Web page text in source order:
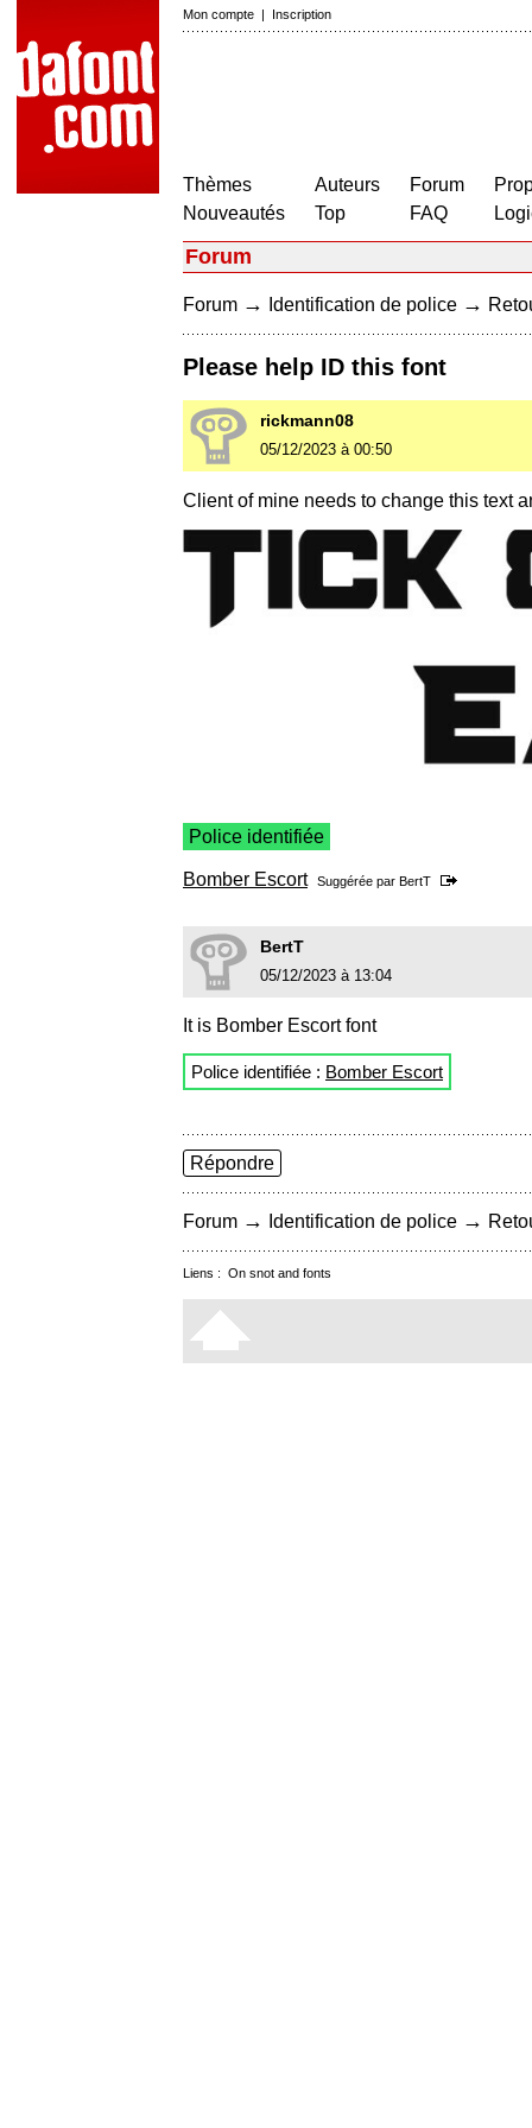
Mon compte | Inscription
Thèmes
Nouveautés
Auteurs
Top
Forum
FAQ
Forum
Forum → Identification de police →
Please help ID this font
rickmann08
05/12/2023 à 00:50
Client of mine needs to change this text
Police identifiée
Bomber Escort Suggérée par BertT
BertT
05/12/2023 à 13:04
It is Bomber Escort font
Police identifiée : Bomber Escort
Répondre
Forum → Identification de police →
Liens : On snot and fonts